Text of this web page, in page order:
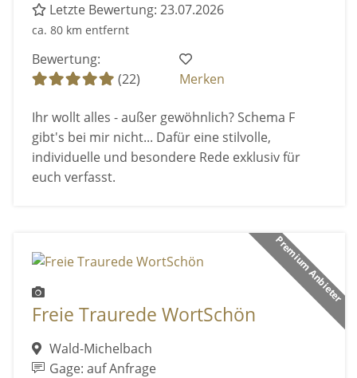
Letzte Bewertung: 23.07.2026
ca. 80 km entfernt
Bewertung:
(22)
Merken
Ihr wollt alles - außer gewöhnlich? Schema F
gibt's bei mir nicht... Dafür eine stilvolle,
individuelle und besondere Rede exklusiv für
euch verfasst.
Premium Anbieter
Freie Traurede WortSchön
Wald-Michelbach
Gage: auf Anfrage